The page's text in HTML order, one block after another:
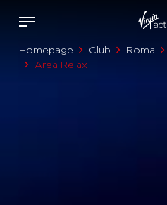
Homepage Club Roma
Area Relax